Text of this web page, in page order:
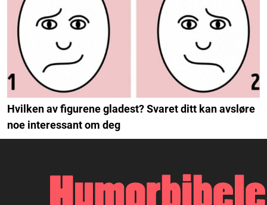
Hvilken av figurene gladest? Svaret ditt kan avsløre
noe interessant om deg